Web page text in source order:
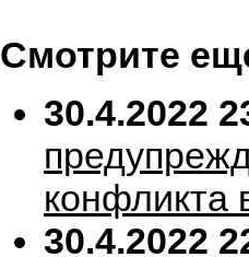
Смотрите
30.4.2022
конфликта
30.4.2022